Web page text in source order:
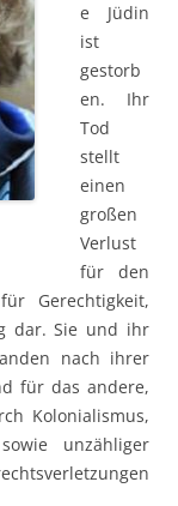
e Jüdin
ist
gestorb
en. Ihr
Tod
stellt
einen
großen
Verlust
für den
Gerechtigkeit,
dar. Sie und ihr
nach ihrer
für das andere,
Kolonialismus,
unzähliger